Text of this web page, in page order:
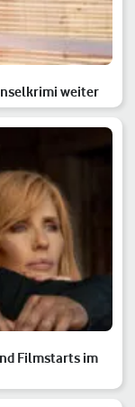
weiter
Filmstarts im